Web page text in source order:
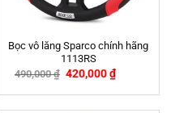
Bọc vô lăng Sparco chính hãng
1113RS
490,000₫ 420,000₫